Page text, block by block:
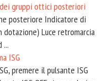
gruppi ottici posteriori
posteriore Indicatore di
Luce retromarcia
ISG
premere il pulsante ISG